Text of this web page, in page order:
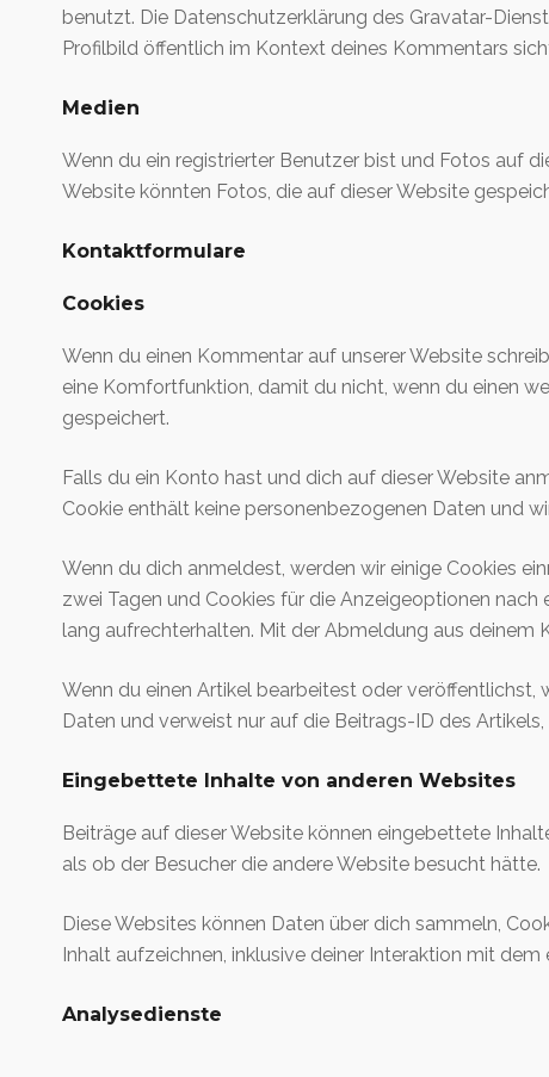
benutzt. Die Datenschutzerklärung des Gravatar-
Profilbild öffentlich im Kontext deines Kommentars
Medien
Wenn du ein registrierter Benutzer bist und Fotos auf
Website könnten Fotos, die auf dieser Website
Kontaktformulare
Cookies
Wenn du einen Kommentar auf unserer Website
eine Komfortfunktion, damit du nicht, wenn du einen
gespeichert.
Falls du ein Konto hast und dich auf dieser Website
Cookie enthält keine personenbezogenen Daten und
Wenn du dich anmeldest, werden wir einige Cookies
zwei Tagen und Cookies für die Anzeigeoptionen
lang aufrechterhalten. Mit der Abmeldung aus
Wenn du einen Artikel bearbeitest oder veröffentlichst,
Daten und verweist nur auf die Beitrags-ID des
Eingebettete Inhalte von anderen Websites
Beiträge auf dieser Website können eingebettete
als ob der Besucher die andere Website besucht hätte.
Diese Websites können Daten über dich sammeln,
Inhalt aufzeichnen, inklusive deiner Interaktion mit
Analysedienste